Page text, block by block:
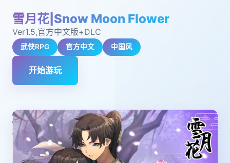
雪月花|Snow Moon Flower
Ver1.5,官方中文版+DLC
武侠RPG 官方中文 中国风
开始游玩